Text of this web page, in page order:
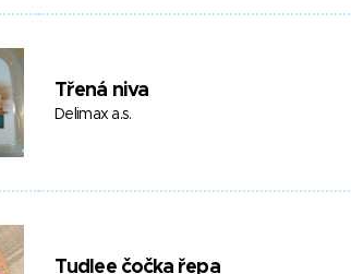
Třená niva
Delimax a.s.
Tudlee čočka řepa